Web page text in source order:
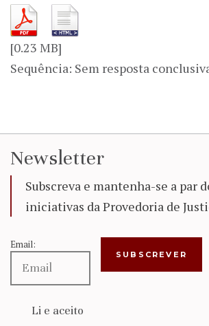
[0.23 MB]
Sequência: Sem resposta
Newsletter
Subscreva e mantenha-se a par
iniciativas da Provedoria de
Email:
Li e aceito